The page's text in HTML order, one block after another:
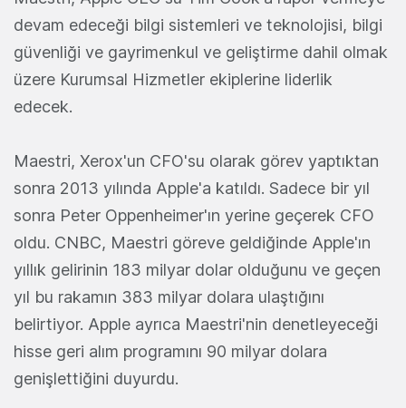
devam edeceği bilgi sistemleri ve teknolojisi, bilgi
güvenliği ve gayrimenkul ve geliştirme dahil olmak
üzere Kurumsal Hizmetler ekiplerine liderlik
edecek.
Maestri, Xerox'un CFO'su olarak görev yaptıktan
sonra 2013 yılında Apple'a katıldı. Sadece bir yıl
sonra Peter Oppenheimer'ın yerine geçerek CFO
oldu. CNBC, Maestri göreve geldiğinde Apple'ın
yıllık gelirinin 183 milyar dolar olduğunu ve geçen
yıl bu rakamın 383 milyar dolara ulaştığını
belirtiyor. Apple ayrıca Maestri'nin denetleyeceği
hisse geri alım programını 90 milyar dolara
genişlettiğini duyurdu.